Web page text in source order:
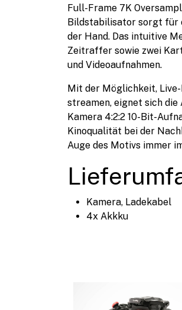
Full-Frame 7K
Bildstabilisator sorgt für
der Hand. Das intuitive
Zeitraffer sowie zwei
und Videoaufnahmen.
Mit der Möglichkeit,
streamen, eignet sich
Kamera 4:2:2 10-Bit-
Kinoqualität bei der
Auge des Motivs immer
Kamera, Ladekabel
4x Akkku